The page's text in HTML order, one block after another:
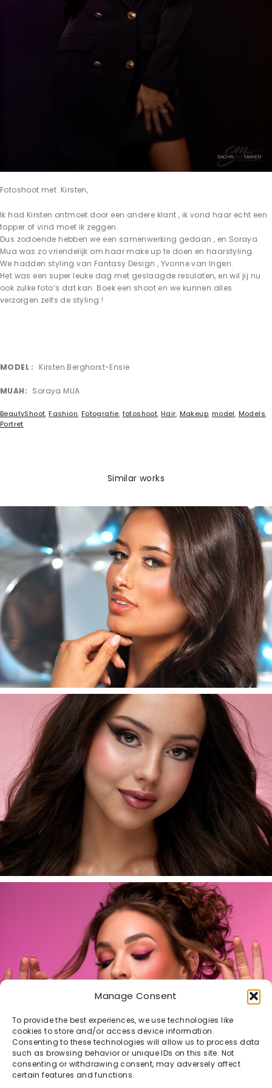
Manage Consent
To provide the best experiences, we use technologies like
cookies to store and/or access device information.
Consenting to these technologies will allow us to process data
such as browsing behavior or unique IDs on this site. Not
consenting or withdrawing consent, may adversely affect
certain features and functions.
Fotoshoot met Kirsten,
Ik had Kirsten ontmoet door een andere klant , ik vond haar echt een
topper of vind moet ik zeggen.
Dus zodoende hebben we een samenwerking gedaan , en Soraya
Mua was zo vriendelijk om haar make up te doen en haarstyling.
We hadden styling van Fantasy Design , Yvonne van Ingen.
Het was een super leuke dag met geslaagde resulaten, en wil jij nu
ook zulke foto’s dat kan. Boek een shoot en we kunnen alles
verzorgen zelfs de styling !
MODEL Kirsten Berghorst-Ensie
MUAH Soraya MUA
BeautyShoot, Fashion, Fotografie, fotoshoot, Hair, Makeup, model, Models,
Portret
Similar works